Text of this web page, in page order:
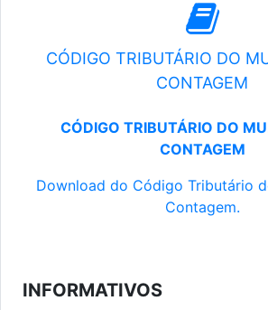
CÓDIGO TRIBUTÁRIO DO
CONTAGEM
CÓDIGO TRIBUTÁRIO DO
CONTAGEM
Download do Código Tributário
Contagem.
INFORMATIVOS